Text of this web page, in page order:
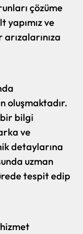
çözüme
yapımız ve
oluşmaktadır.
bilgi
ve
detaylarına
uzman
tespit edip